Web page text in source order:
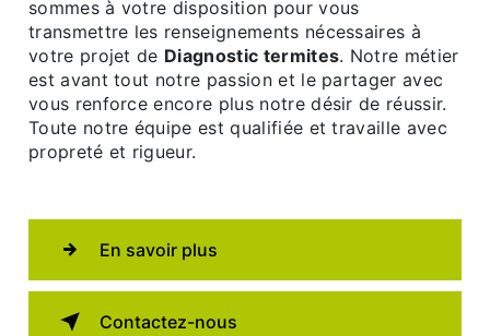
sommes à votre disposition pour vous
transmettre les renseignements nécessaires à
votre projet de Diagnostic termites. Notre métier
est avant tout notre passion et le partager avec
vous renforce encore plus notre désir de réussir.
Toute notre équipe est qualifiée et travaille avec
propreté et rigueur.
En savoir plus
Contactez-nous